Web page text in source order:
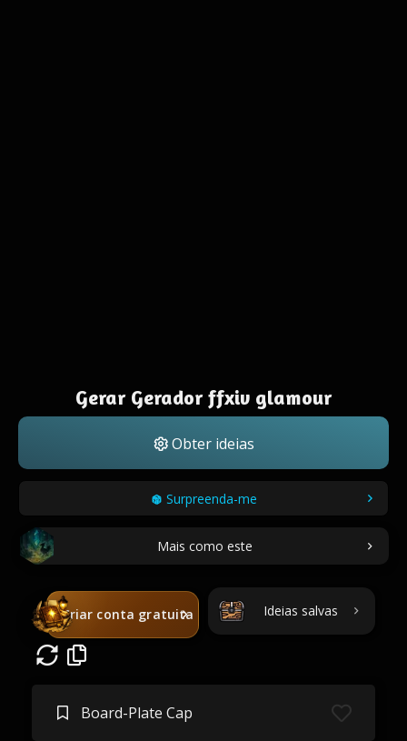
Gerar Gerador ffxiv glamour
Obter ideias
Surpreenda-me
Mais como este
Criar conta gratuita Ideias salvas
Board-Plate Cap